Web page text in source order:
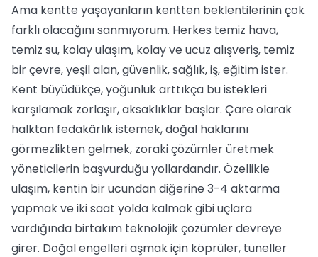
Ama kentte yaşayanların kentten beklentilerinin çok
farklı olacağını sanmıyorum. Herkes temiz hava,
temiz su, kolay ulaşım, kolay ve ucuz alışveriş, temiz
bir çevre, yeşil alan, güvenlik, sağlık, iş, eğitim ister.
Kent büyüdükçe, yoğunluk arttıkça bu istekleri
karşılamak zorlaşır, aksaklıklar başlar. Çare olarak
halktan fedakârlık istemek, doğal haklarını
görmezlikten gelmek, zoraki çözümler üretmek
yöneticilerin başvurduğu yollardandır. Özellikle
ulaşım, kentin bir ucundan diğerine 3-4 aktarma
yapmak ve iki saat yolda kalmak gibi uçlara
vardığında birtakım teknolojik çözümler devreye
girer. Doğal engelleri aşmak için köprüler, tüneller